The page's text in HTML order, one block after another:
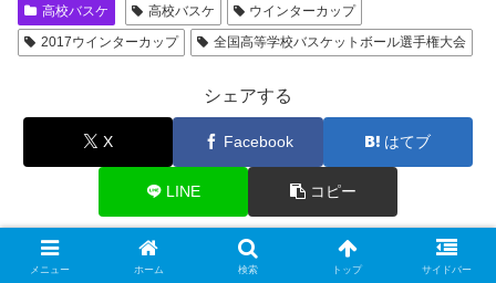
高校バスケ 高校バスケ
ウインターカップ
2017ウインターカップ
全国高等学校バスケットボール選手権大会
シェアする
X Facebook はてブ
LINE コピー
フォローする
メニュー ホーム 検索 トップ サイドバー